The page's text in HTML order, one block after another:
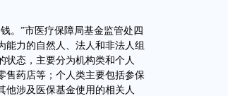
”市医疗保障局基金监管处四
能力的自然人、法人和非法人组
状态，主要分为机构类和个人
售药店等；个人类主要包括参保
他涉及医保基金使用的相关人